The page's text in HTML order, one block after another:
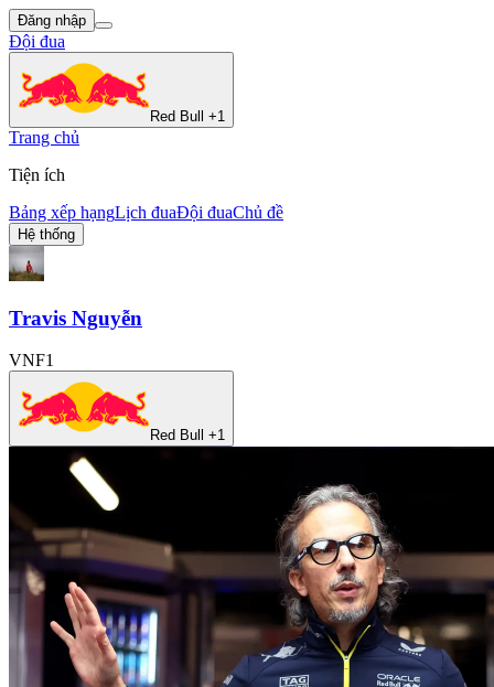
Đăng nhập
Đội đua
Red Bull +1
Trang chủ
Tiện ích
Bảng xếp hạngLịch đuaĐội đuaChủ đề
Hệ thống
Travis Nguyễn
VNF1
Red Bull +1